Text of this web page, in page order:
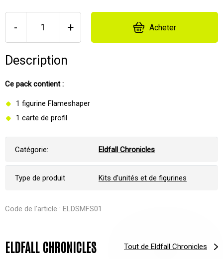
- + Acheter
Description
Ce pack contient :
1 figurine Flameshaper
1 carte de profil
Catégorie: Eldfall Chronicles
Type de produit Kits d'unités et de figurines
Code de l'article : ELDSMFS01
ELDFALL CHRONICLES Tout de Eldfall Chronicles